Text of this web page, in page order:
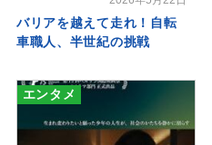
バリアを越えて走れ！自転
車職人、半世紀の挑戦
エンタメ